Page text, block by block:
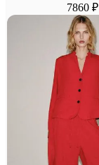
7860 ₽